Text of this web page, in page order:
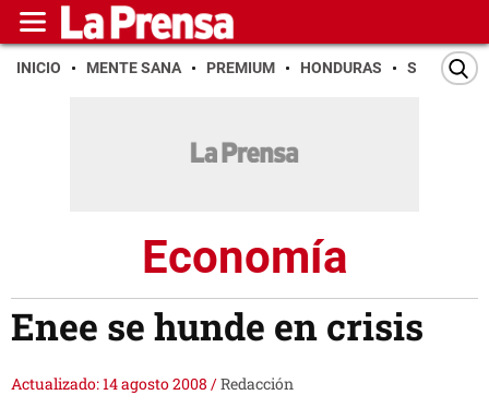
INICIO MENTE SANA PREMIUM HONDURAS SAN PEDRO
Economía
Enee se hunde en crisis
Actualizado: 14 agosto 2008 /Redacción